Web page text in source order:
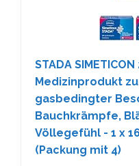
STADA
Medizinprodukt
gasbedingter
Bauchkrämpfe,
Völlegefühl - 1 x
(Packung mit 4)